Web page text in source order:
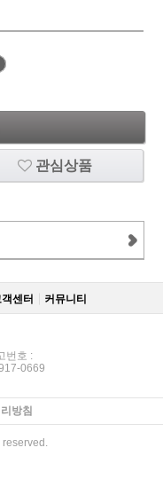
관심상품
객센터 커뮤니티
번호 :
0669
방침